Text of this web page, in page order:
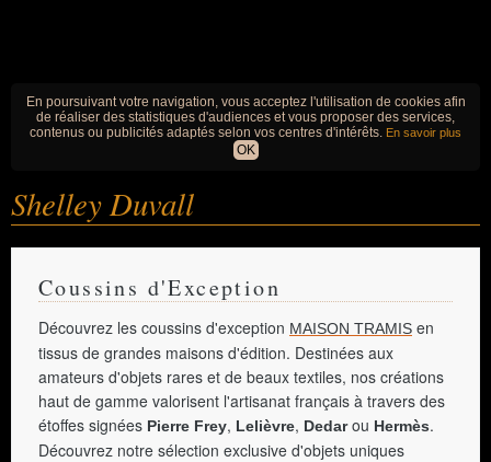
En poursuivant votre navigation, vous acceptez l'utilisation de cookies afin
de réaliser des statistiques d'audiences et vous proposer des services,
contenus ou publicités adaptés selon vos centres d'intérêts. En savoir plus
OK
Shelley Duvall
Coussins d'Exception
Découvrez les coussins d'exception MAISON TRAMIS en
tissus de grandes maisons d'édition. Destinées aux
amateurs d'objets rares et de beaux textiles, nos créations
haut de gamme valorisent l'artisanat français à travers des
étoffes signées Pierre Frey, Lelièvre, Dedarou Hermès.
Découvrez notre sélection exclusive d'objets uniques